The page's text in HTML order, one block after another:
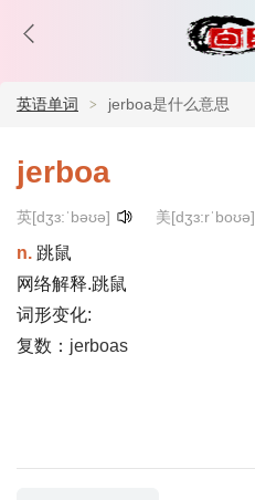
英语单词 jerboa是什么意思
jerboa
英[dʒɜ:ˈbəʊə] 美[dʒɜ:rˈboʊə]
n. 跳鼠
网络解释.跳鼠
词形变化:
复数： jerboas